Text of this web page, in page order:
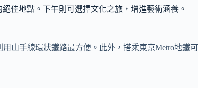
佳地點。下午則可選擇文化之旅，增進藝術涵養。
山手線環狀鐵路最方便。此外，搭乘東京Metro地鐵